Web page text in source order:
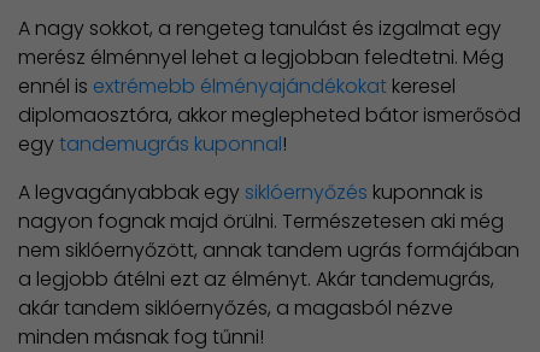
A nagy sokkot, a rengeteg tanulást és izgalmat egy
merész élménnyel lehet a legjobban feledtetni. Még
ennél is extrémebb élményajándékokat keresel
diplomaosztóra, akkor meglepheted bátor ismerősöd
egytandemugrás kuponnal!
A legvagányabbak egy siklóernyőzés kuponnak is
nagyon fognak majd örülni. Természetesen aki még
nem siklóernyőzött, annak tandem ugrás formájában
a legjobb átélni ezt az élményt. Akár tandemugrás,
akár tandem siklóernyőzés, a magasból nézve
minden másnak fog tűnni!